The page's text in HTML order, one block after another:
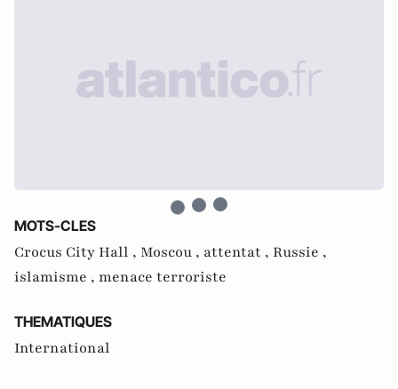
MOTS-CLES
Crocus City Hall , Moscou , attentat , Russie ,
islamisme , menace terroriste
THEMATIQUES
International